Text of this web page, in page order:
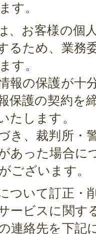
す。
、お客様の個
るため、業務
す。
報の保護が十
保護の契約を
たします。
き、裁判所・
あった場合に
ございます。
ついて訂正・
ービスに関す
連絡先を下記